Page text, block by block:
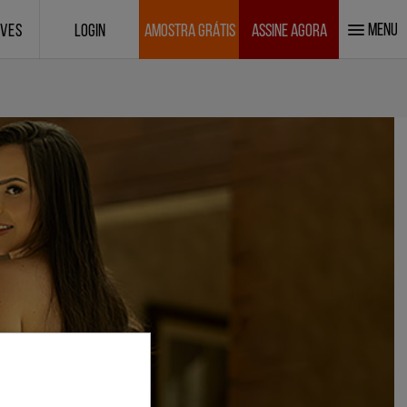
LOGIN AMOSTRA GRÁTIS ASSINE AGORA MENU